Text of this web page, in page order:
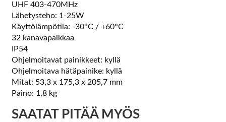
UHF 403-470MHz
Lähetysteho: 1-25W
Käyttölämpötila: -30°C / +60°C
32 kanavapaikkaa
IP54
Ohjelmoitavat painikkeet: kyllä
Ohjelmoitava hätäpainike: kyllä
Mitat: 53,3 x 175,3 x 205,7 mm
Paino: 1,8 kg
SAATAT PITÄÄ MYÖS